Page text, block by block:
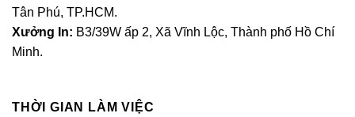
Tân Phú, TP.HCM.
Xưởng In: B3/39W ấp 2, Xã Vĩnh Lộc, Thành phố Hồ Chí
Minh.
THỜI GIAN LÀM VIỆC